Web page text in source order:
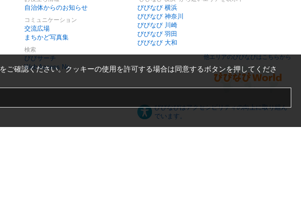
自治体からのお知らせ
コミュニケーション
交流広場
まちかど写真集
検索
びびサーチ
Web Access No.
びびなび 横浜
びびなび 神奈川
びびなび 川崎
びびなび 羽田
びびなび 大和
他エリアのびびなびはこちらから
びびなびはアクセシビリティの向上に取り組ん
でいます。
をご確認ください。クッキーの使用を許可する場合は同意するボタンを押してくださ